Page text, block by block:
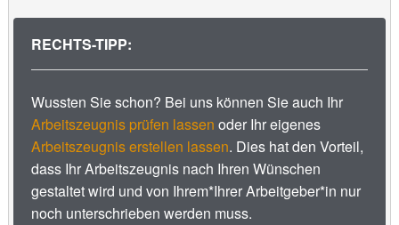
RECHTS-TIPP:
Wussten Sie schon? Bei uns können Sie auch Ihr
Arbeitszeugnis prüfen lassen oder Ihr eigenes
Arbeitszeugnis erstellen lassen. Dies hat den Vorteil,
dass Ihr Arbeitszeugnis nach Ihren Wünschen
gestaltet wird und von Ihrem*Ihrer Arbeitgeber*in nur
noch unterschrieben werden muss.